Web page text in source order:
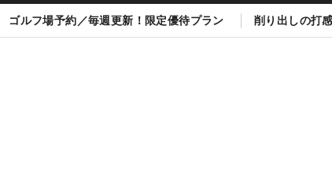
ゴルフ場予約／毎週更新！限定優待プラン 削り出しの打